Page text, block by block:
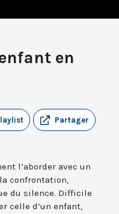
en
Partager
l’aborder avec un
confrontation,
du silence. Difficile
celle d’un enfant,